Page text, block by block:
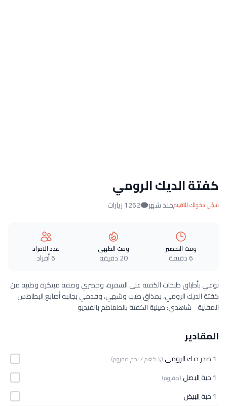
كفتة الديك الرومي
سجّل دخولك للتقييممنذ شهر 1262 زيارات
وقت التحضير
6 دقيقة
وقت الطهي
20 دقيقة
عدد الافراد
6 أفراد
نوعي بأطباق طبخات الكفتة على السفرة، وحضري وصفة مبتكرة وطيبة من
كفتة الديك الرومي، بمذاق طيب وشهي، وقدمي بجانبه أصابع البطاطس
المقلية شاهدي: صينية الكفتة بالطماطم بالفيديو
المقادير
1 صدر ديك الرومي (½ كغم / لحم مفروم)
1 حبة البصل(مفروم)
1 حبة
البيض